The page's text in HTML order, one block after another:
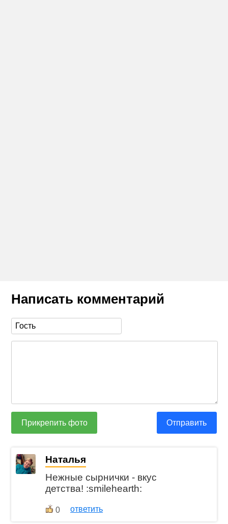
Написать комментарий
Прикрепить фото Отправить
Наталья
Нежные сырнички - вкус
детства! :smilehearth:
0 ответить